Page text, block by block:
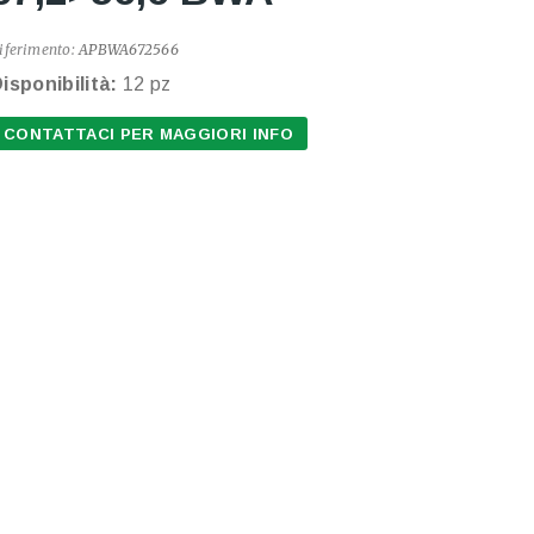
APBWA672566
12 pz
CONTATTACI PER MAGGIORI INFO